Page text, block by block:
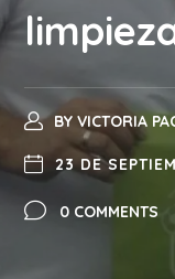
BY VICTORIA
23 DE
0 COMMENTS